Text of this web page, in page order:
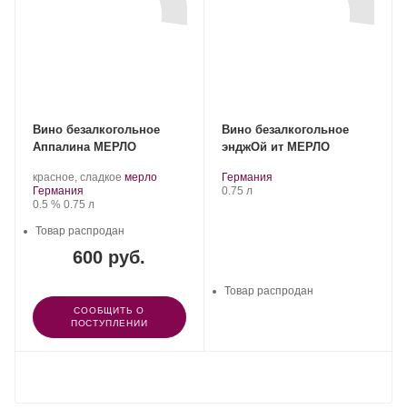
Вино безалкогольное
Аппалина МЕРЛО
красное, сладкое .мерло.
Регион:
Германия
Крепость
0.5 %. Объем
0.75 л
600 руб.
Товар распродан
СООБЩИТЬ О
ПОСТУПЛЕНИИ
Вино безалкогольное
энджОй ит МЕРЛО
.Регион:
Германия
Объем
0.75 л
Товар распродан